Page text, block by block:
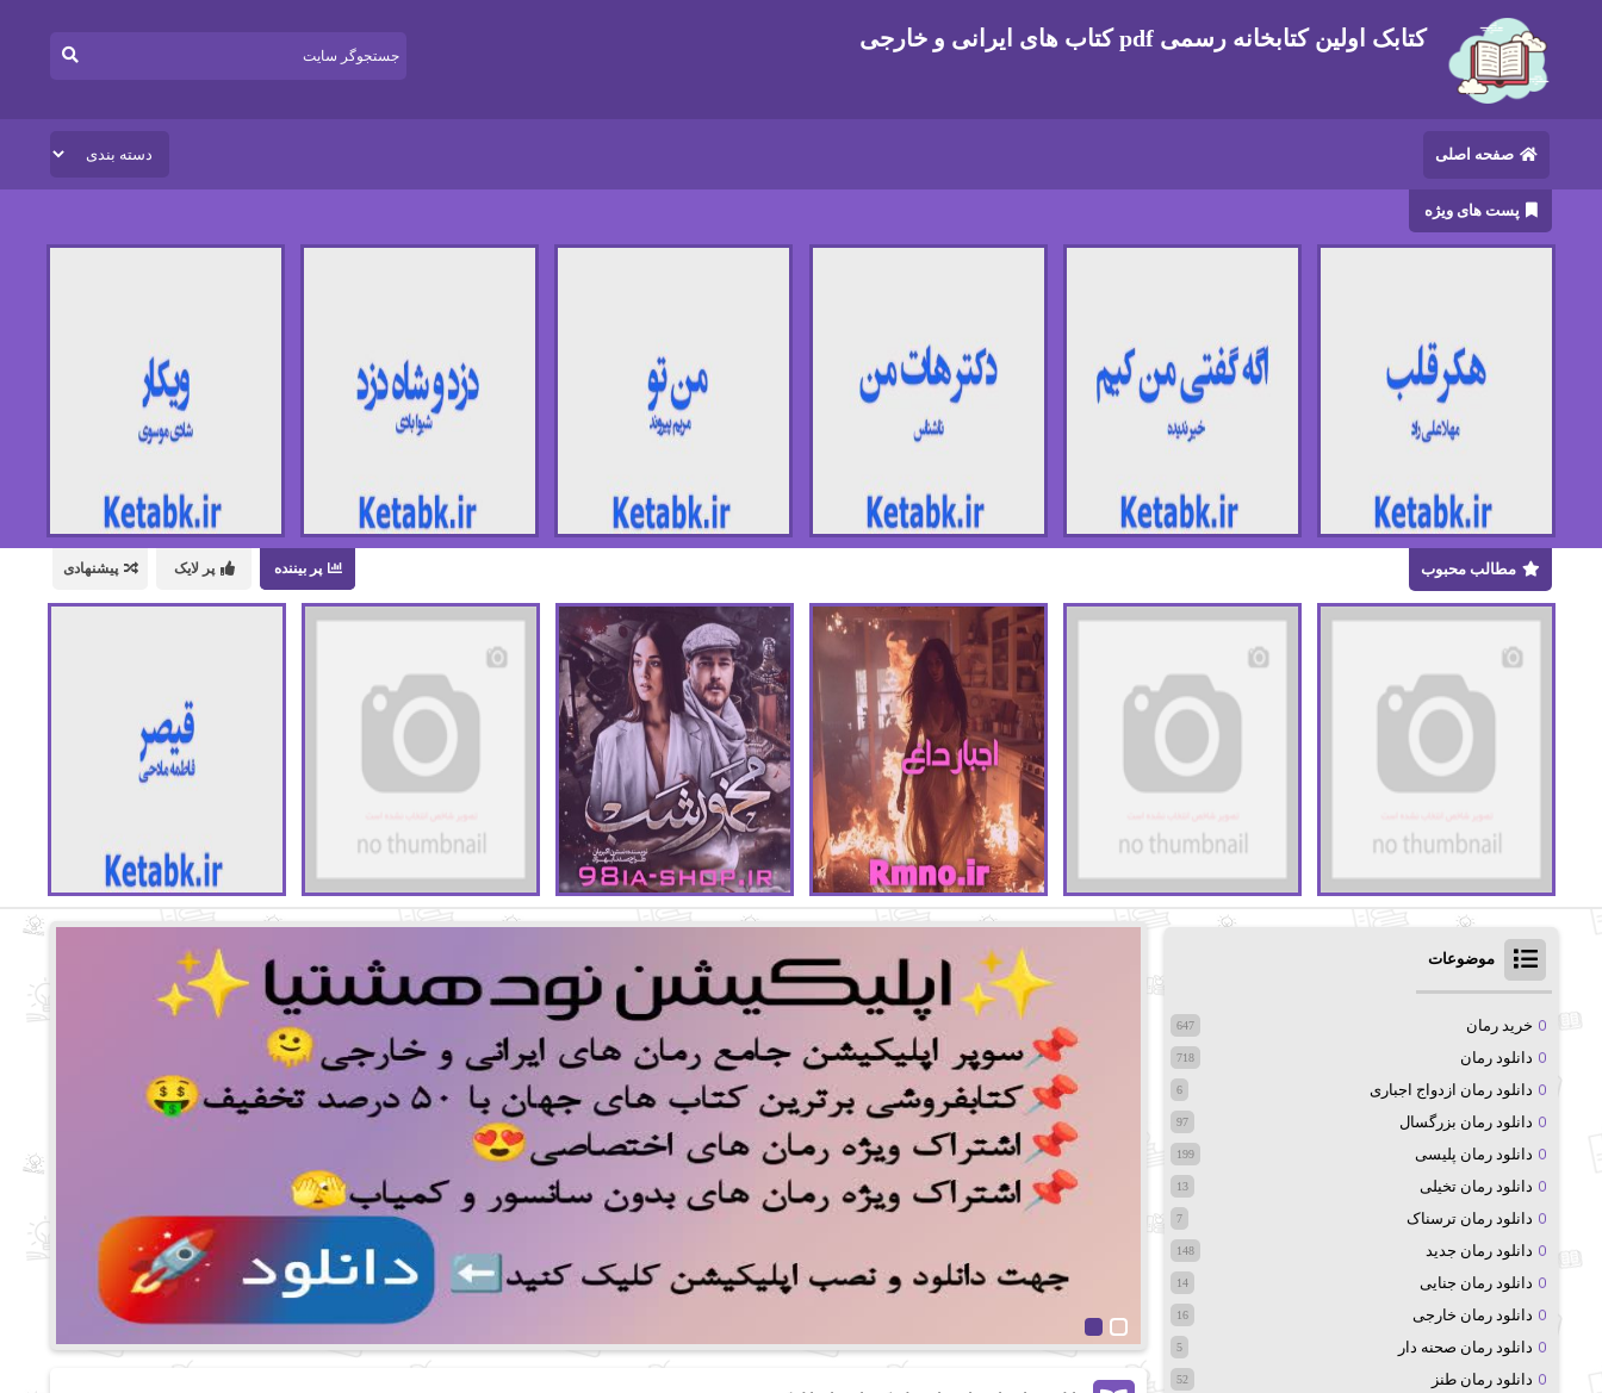
کتابک اولین کتابخانه رسمی pdf کتاب های ایرانی و خارجی
صفحه اصلی
پست های ویژه
پر بیننده پر لایک پیشنهادی مطالب محبوب
موضوعات
خرید رمان 647
دانلود رمان 718
دانلود رمان ازدواج اجباری 6
دانلود رمان بزرگسال 97
دانلود رمان پلیسی 199
دانلود رمان تخیلی 13
دانلود رمان ترسناک 7
دانلود رمان جدید 148
دانلود رمان جنایی 14
دانلود رمان خارجی 16
دانلود رمان صحنه دار 5
دانلود رمان طنز 52